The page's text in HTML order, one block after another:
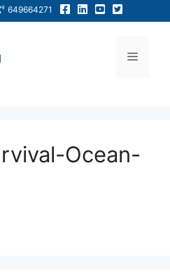
649664271
Ocean-